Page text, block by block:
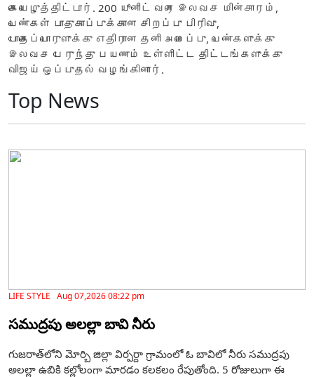
கையெழுத்திட்டார். 200 யூனிட் வரை இலவச மின்சாரம்,
பெண்கள் பாதுகாப்புக்கான சிறப்பு பிரிவு,
போதைப்பொருளுக்கு எதிரான தனி அமைப்பு, பெண்களுக்கு
இலவச பேருந்து பயணம் உள்ளிட்ட திட்டங்களுக்கு
விஜய் ஒப்புதல் வழங்கினார்.
Top News
LIFE STYLE Aug 07,2026 08:22 pm
సముద్రపు అలల్లా బావి నీరు
గుజరాత్‌లోని మోర్బి జిల్లా విర్పర్దా గ్రామంలో ఓ బావిలో నీరు సముద్రపు
అలల్లా ఉబికి కల్లోలంగా మారడం కలకలం రేపుతోంది. 5 రోజులుగా ఈ